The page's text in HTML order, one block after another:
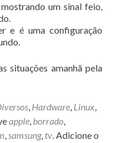
um sinal feio,
e é uma configuração
situações amanhã pela
, Hardware, Linux,
apple, borrado,
,samsung, tv. Adicione o